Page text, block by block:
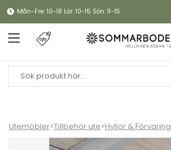
Mån-Fre: 10-18 Lör: 10-15 Sön: 11-15
Utemöbler>Tillbehör ute>Hyllor & Förvaring
Neo hyllplan 4-pack